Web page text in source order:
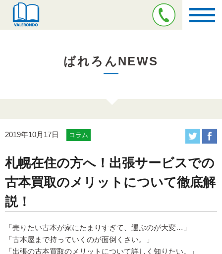
ばれろんNEWS
2019年10月17日 コラム
札幌在住の方へ！出張サービスでの
古本買取のメリットについて徹底解
説！
「売りたい古本が家にたまりすぎて、運ぶのが大変…」
「古本屋まで持っていくのが面倒くさい。」
「出張の古本買取のメリットについて詳しく知りたい。」